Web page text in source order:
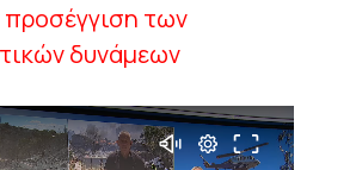
των
δυνάμεων